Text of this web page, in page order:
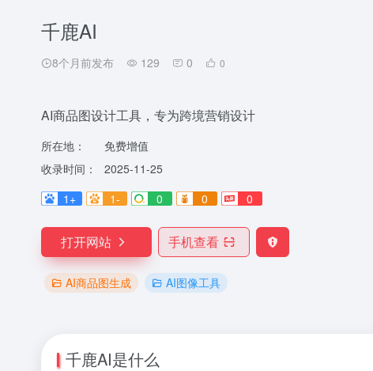
千鹿AI
8个月前发布 129 0 0
AI商品图设计工具，专为跨境营销设计
所在地：
免费增值
收录时间：
2025-11-25
1+
1- 0 0 0
打开网站 手机查看
AI商品图生成 AI图像工具
千鹿AI是什么